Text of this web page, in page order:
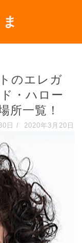
のエレガ
・ハロー
所一覧！
日 / 2020年3月20日